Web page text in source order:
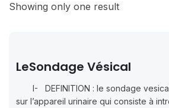
Showing only one result
LeSondage Vésical
I- DEFINITION : le sondage
sur l’appareil urinaire qui consiste à